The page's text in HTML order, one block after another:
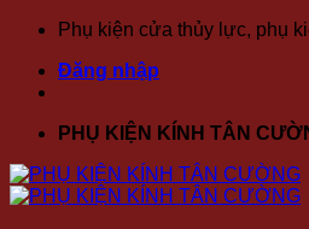
dung
Phụ kiện cửa thủy lực, phụ
Đăng nhập
PHỤ KIỆN KÍNH TÂN